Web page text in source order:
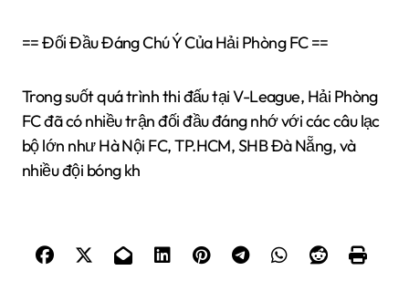
== Đối Đầu Đáng Chú Ý Của Hải Phòng FC ==
Trong suốt quá trình thi đấu tại V-League, Hải Phòng
FC đã có nhiều trận đối đầu đáng nhớ với các câu lạc
bộ lớn như Hà Nội FC, TP.HCM, SHB Đà Nẵng, và
nhiều đội bóng kh